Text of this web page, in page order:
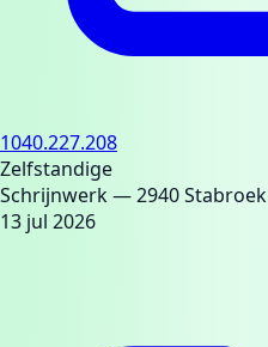
1040.227.208
Zelfstandige
Schrijnwerk— 2940 Stabroek
13 jul 2026